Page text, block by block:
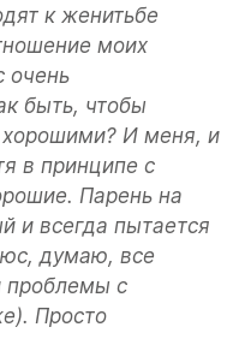
к женитьбе
моих
очень
быть, чтобы
хорошими? И меня, и
в принципе с
Парень на
и всегда пытается
думаю, все
проблемы с
Просто